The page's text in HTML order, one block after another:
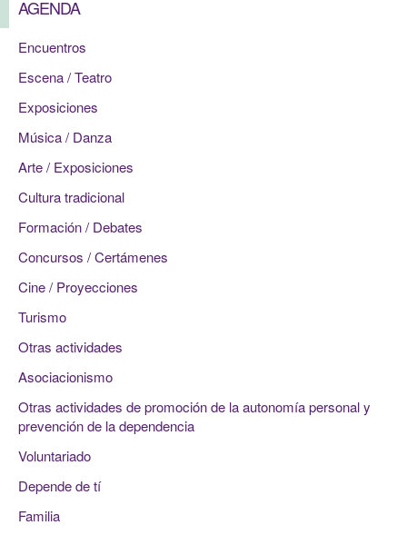
AGENDA
Encuentros
Escena / Teatro
Exposiciones
Música / Danza
Arte / Exposiciones
Cultura tradicional
Formación / Debates
Concursos / Certámenes
Cine / Proyecciones
Turismo
Otras actividades
Asociacionismo
Otras actividades de promoción de la autonomía personal y
prevención de la dependencia
Voluntariado
Depende de tí
Familia